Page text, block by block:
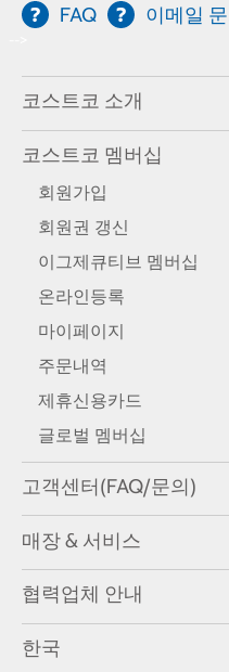
FAQ 이메일
코스트코 소개
코스트코 멤버십
회원가입
회원권 갱신
이그제큐티브 멤버십
온라인등록
마이페이지
주문내역
제휴신용카드
글로벌 멤버십
고객센터(FAQ/문의)
매장 & 서비스
협력업체 안내
한국